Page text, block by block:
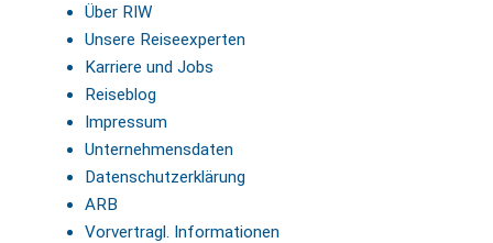
Über RIW
Unsere Reiseexperten
Karriere und Jobs
Reiseblog
Impressum
Unternehmensdaten
Datenschutzerklärung
ARB
Vorvertragl. Informationen